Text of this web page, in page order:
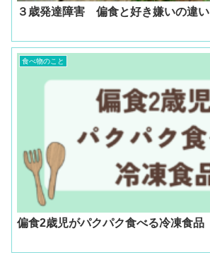
３歳発達障害 偏食と好き嫌いの違い
食べ物のこと
偏食2歳児がパクパク食べる冷凍食品